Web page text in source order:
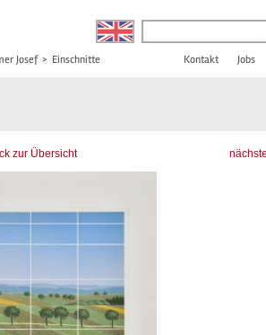
Josef > Einschnitte Kontakt Jobs
zur Übersicht